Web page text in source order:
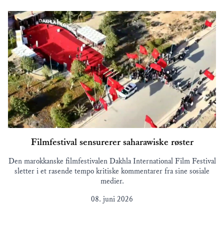
Filmfestival sensurerer saharawiske røster
Den marokkanske filmfestivalen Dakhla International Film Festival
sletter i et rasende tempo kritiske kommentarer fra sine sosiale
medier.
08. juni 2026